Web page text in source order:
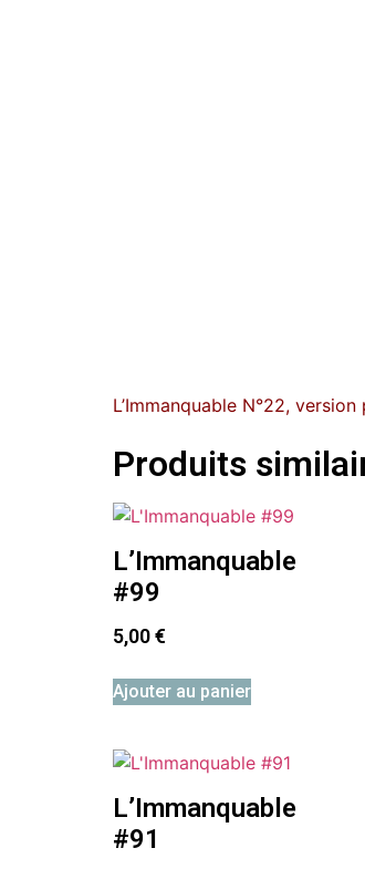
L’Immanquable N°22,
Produits
L’Immanquable
#99
5,00€
Ajouter au panier
L’Immanquable
#91